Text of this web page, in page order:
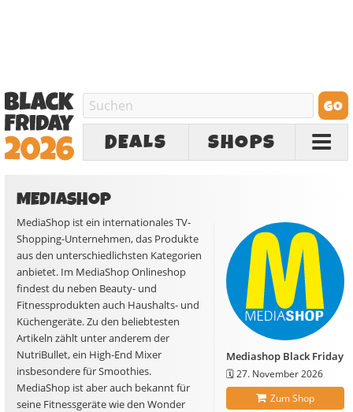
DEALS SHOPS
MEDIASHOP
Mediashop Black Friday
🗓️27. November 2026
Zum Shop
MediaShop ist ein internationales TV-
Shopping-Unternehmen, das Produkte
aus den unterschiedlichsten Kategorien
anbietet. Im MediaShop Onlineshop
findest du neben Beauty- und
Fitnessprodukten auch Haushalts- und
Küchengeräte. Zu den beliebtesten
Artikeln zählt unter anderem der
NutriBullet, ein High-End Mixer
insbesondere für Smoothies.
MediaShop ist aber auch bekannt für
seine Fitnessgeräte wie den Wonder